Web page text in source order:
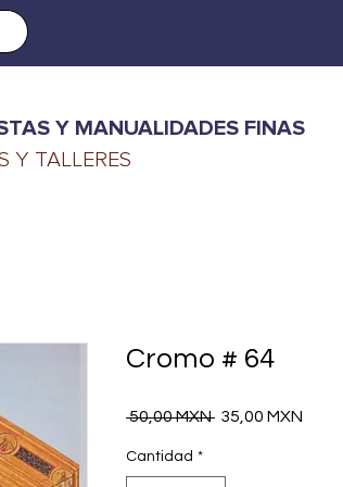
Y MANUALIDADES FINAS
Y TALLERES
Cromo # 64
50,00 MXN Precio
35,00 MXN
Cantidad *